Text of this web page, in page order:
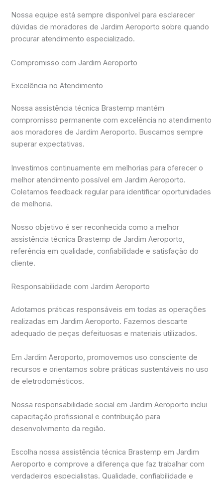
Nossa equipe está sempre disponível para esclarecer
dúvidas de moradores de Jardim Aeroporto sobre quando
procurar atendimento especializado.
Compromisso com Jardim Aeroporto
Excelência no Atendimento
Nossa assistência técnica Brastemp mantém
compromisso permanente com excelência no atendimento
aos moradores de Jardim Aeroporto. Buscamos sempre
superar expectativas.
Investimos continuamente em melhorias para oferecer o
melhor atendimento possível em Jardim Aeroporto.
Coletamos feedback regular para identificar oportunidades
de melhoria.
Nosso objetivo é ser reconhecida como a melhor
assistência técnica Brastemp de Jardim Aeroporto,
referência em qualidade, confiabilidade e satisfação do
cliente.
Responsabilidade com Jardim Aeroporto
Adotamos práticas responsáveis em todas as operações
realizadas em Jardim Aeroporto. Fazemos descarte
adequado de peças defeituosas e materiais utilizados.
Em Jardim Aeroporto, promovemos uso consciente de
recursos e orientamos sobre práticas sustentáveis no uso
de eletrodomésticos.
Nossa responsabilidade social em Jardim Aeroporto inclui
capacitação profissional e contribuição para
desenvolvimento da região.
Escolha nossa assistência técnica Brastemp em Jardim
Aeroporto e comprove a diferença que faz trabalhar com
verdadeiros especialistas. Qualidade, confiabilidade e